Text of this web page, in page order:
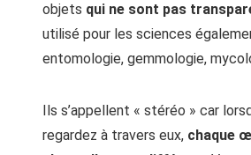
objets qui ne sont pas
utilisé pour les sciences
entomologie, gemmologie,
Ils s’appellent « stéréo » car
regardez à travers eux, chaque